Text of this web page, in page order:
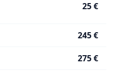
25 €
245 €
275 €